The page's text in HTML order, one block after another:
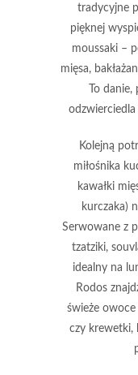
tradycyjne
pięknej
moussaki –
mięsa,
To
Kolejną
miłośnika
kawałki
kurczaka)
Serwowane z
tzatziki,
idealny na
Rodos
świeże
czy krewetki,